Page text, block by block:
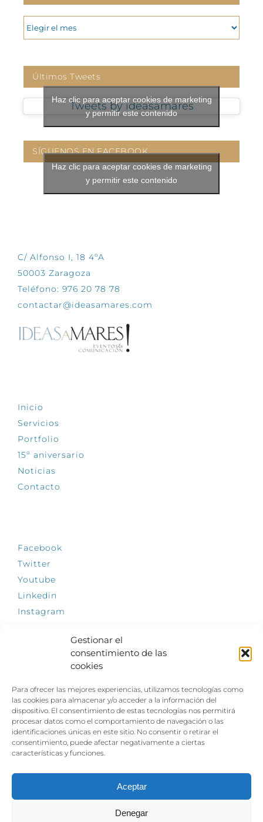
Gestionar el
consentimiento de las
cookies
Para ofrecer las mejores experiencias, utilizamos tecnologías como
las cookies para almacenar y/o acceder a la información del
dispositivo. El consentimiento de estas tecnologías nos permitirá
procesar datos como el comportamiento de navegación o las
identificaciones únicas en este sitio. No consentir o retirar el
consentimiento, puede afectar negativamente a ciertas
características y funciones.
Aceptar
Denegar
ARCHIVOS
Últimos Tweets
Tweets by ideasamares
Haz clic para aceptar cookies de marketing
y permitir este contenido
SÍGUENOS EN FACEBOOK
Haz clic para aceptar cookies de marketing
y permitir este contenido
C/ Alfonso I, 18 4ºA
50003 Zaragoza
Teléfono: 976 20 78 78
contactar@ideasamares.com
Inicio
Servicios
Portfolio
15º aniversario
Noticias
Contacto
Facebook
Twitter
Youtube
Linkedin
Instagram
El empleo, la gran llave para una vida
independiente: Fundación Dfa reclama un
impulso decidido a la inclusión laboral de las
personas con discapacidad
Clown, circo y magia: el Jardín de las Artes
de julio con su segundo “Festival